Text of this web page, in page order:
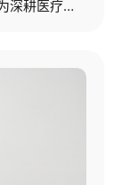
深耕医疗领
则（医疗产
是指通过文
明确标示产
提示的强制